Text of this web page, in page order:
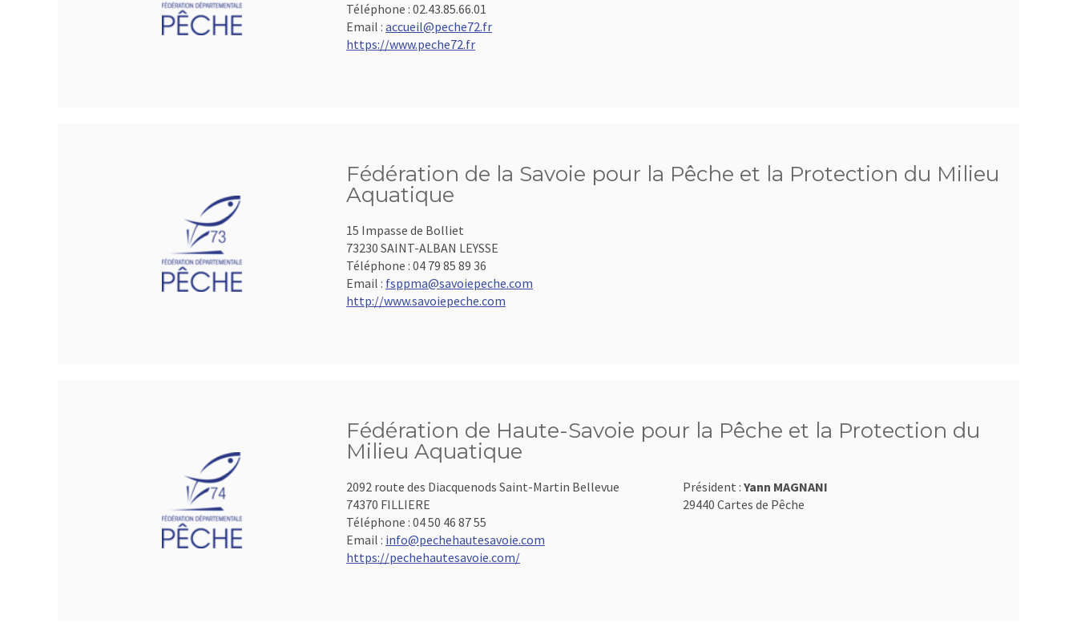
Téléphone : 02.43.85.66.01
Email : accueil@peche72.fr
https://www.peche72.fr
Fédération de la Savoie pour la Pêche et la Protection du Milieu
Aquatique
15 Impasse de Bolliet
73230 SAINT-ALBAN LEYSSE
Téléphone : 04 79 85 89 36
Email : fsppma@savoiepeche.com
http://www.savoiepeche.com
Fédération de Haute-Savoie pour la Pêche et la Protection du
Milieu Aquatique
2092 route des Diacquenods Saint-Martin Bellevue
74370 FILLIERE
Téléphone : 04 50 46 87 55
Email : info@pechehautesavoie.com
https://pechehautesavoie.com/
Président : Yann MAGNANI
29440 Cartes de Pêche